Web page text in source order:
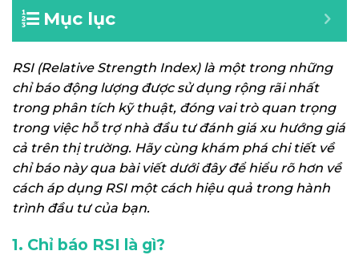
Mục lục
RSI (Relative Strength Index) là một trong những
chỉ báo động lượng được sử dụng rộng rãi nhất
trong phân tích kỹ thuật, đóng vai trò quan trọng
trong việc hỗ trợ nhà đầu tư đánh giá xu hướng giá
cả trên thị trường. Hãy cùng khám phá chi tiết về
chỉ báo này qua bài viết dưới đây để hiểu rõ hơn về
cách áp dụng RSI một cách hiệu quả trong hành
trình đầu tư của bạn.
1. Chỉ báo RSI là gì?